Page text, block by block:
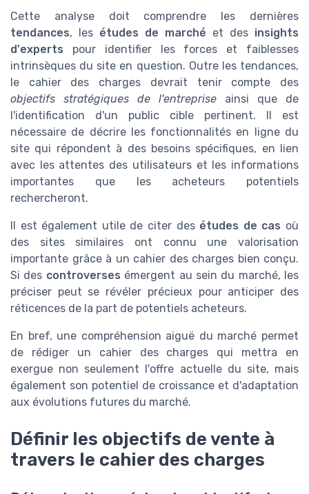
Cette analyse doit comprendre les dernières
tendances, les études de marché et des insights
d'experts pour identifier les forces et faiblesses
intrinsèques du site en question. Outre les tendances,
le cahier des charges devrait tenir compte des
objectifs stratégiques de l'entreprise ainsi que de
l'identification d'un public cible pertinent. Il est
nécessaire de décrire les fonctionnalités en ligne du
site qui répondent à des besoins spécifiques, en lien
avec les attentes des utilisateurs et les informations
importantes que les acheteurs potentiels
rechercheront.
Il est également utile de citer des études de cas où
des sites similaires ont connu une valorisation
importante grâce à un cahier des charges bien conçu.
Si des controverses émergent au sein du marché, les
préciser peut se révéler précieux pour anticiper des
réticences de la part de potentiels acheteurs.
En bref, une compréhension aiguë du marché permet
de rédiger un cahier des charges qui mettra en
exergue non seulement l'offre actuelle du site, mais
également son potentiel de croissance et d'adaptation
aux évolutions futures du marché.
Définir les objectifs de vente à
travers le cahier des charges